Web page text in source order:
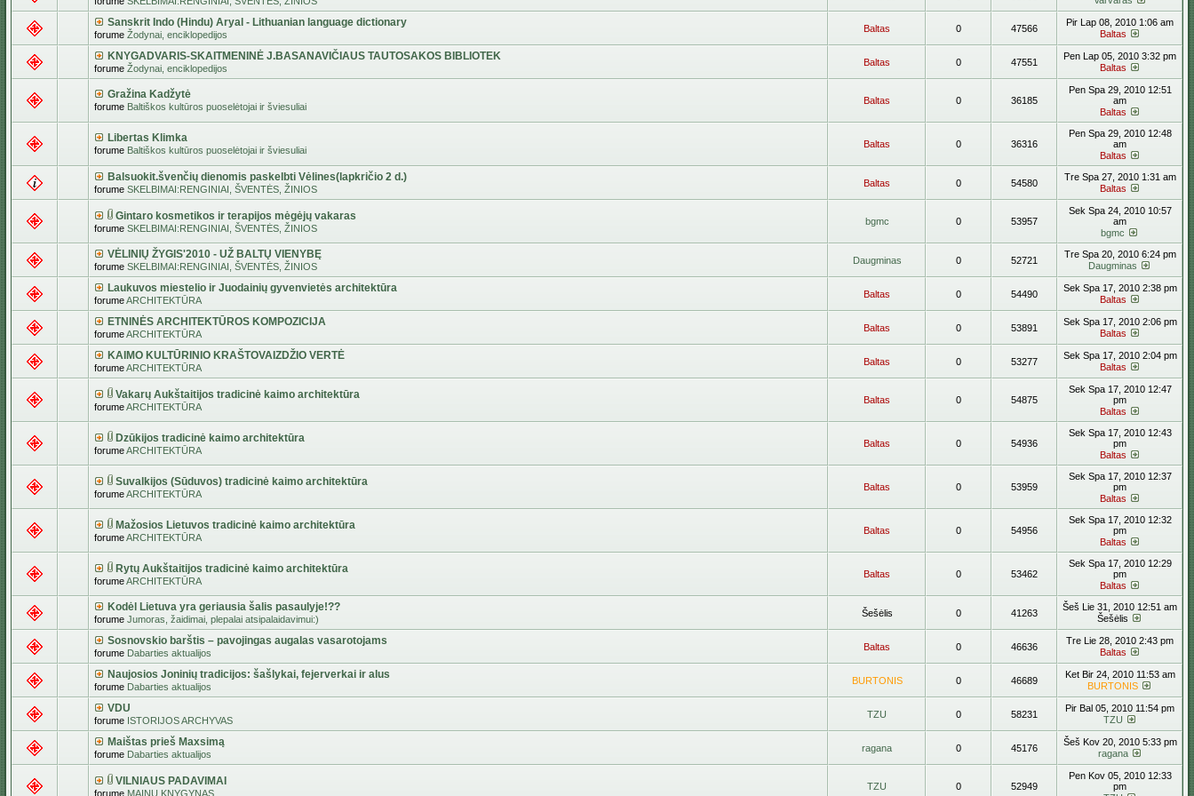
Sanskrit Indo (Hindu) Aryal - Lithuanian language dictionary
forume Žodynai, enciklopedijos
Baltas 0 47566
Pir Lap 08, 2010 1:06 am
Baltas
KNYGADVARIS-SKAITMENINĖ J.BASANAVIČIAUS TAUTOSAKOS BIBLIOTEK
forume Žodynai, enciklopedijos
Baltas 0 47551
Pen Lap 05, 2010 3:32 pm
Baltas
Gražina Kadžytė
forume Baltiškos kultūros puoselėtojai ir šviesuliai
Baltas 0 36185
Pen Spa 29, 2010 12:51
am
Baltas
Libertas Klimka
forume Baltiškos kultūros puoselėtojai ir šviesuliai
Baltas 0 36316
Pen Spa 29, 2010 12:48
am
Baltas
Balsuokit.švenčių dienomis paskelbti Vėlines(lapkričio 2 d.)
forume SKELBIMAI:RENGINIAI, ŠVENTĖS, ŽINIOS
Baltas 0 54580
Tre Spa 27, 2010 1:31 am
Baltas
Gintaro kosmetikos ir terapijos mėgėjų vakaras
forume SKELBIMAI:RENGINIAI, ŠVENTĖS, ŽINIOS
bgmc 0 53957
Sek Spa 24, 2010 10:57
am
bgmc
VĖLINIŲ ŽYGIS'2010 - UŽ BALTŲ VIENYBĘ
forume SKELBIMAI:RENGINIAI, ŠVENTĖS, ŽINIOS
Daugminas 0 52721
Tre Spa 20, 2010 6:24 pm
Daugminas
Laukuvos miestelio ir Juodainių gyvenvietės architektūra
forumeARCHITEKTŪRA
Baltas 0 54490
Sek Spa 17, 2010 2:38 pm
Baltas
ETNINĖS ARCHITEKTŪROS KOMPOZICIJA
forumeARCHITEKTŪRA
Baltas 0 53891
Sek Spa 17, 2010 2:06 pm
Baltas
KAIMO KULTŪRINIO KRAŠTOVAIZDŽIO VERTĖ
forumeARCHITEKTŪRA
Baltas 0 53277
Sek Spa 17, 2010 2:04 pm
Baltas
Vakarų Aukštaitijos tradicinė kaimo architektūra
forumeARCHITEKTŪRA
Baltas 0 54875
Sek Spa 17, 2010 12:47
pm
Baltas
Dzūkijos tradicinė kaimo architektūra
forumeARCHITEKTŪRA
Baltas 0 54936
Sek Spa 17, 2010 12:43
pm
Baltas
Suvalkijos (Sūduvos) tradicinė kaimo architektūra
forumeARCHITEKTŪRA
Baltas 0 53959
Sek Spa 17, 2010 12:37
pm
Baltas
Mažosios Lietuvos tradicinė kaimo architektūra
forumeARCHITEKTŪRA
Baltas 0 54956
Sek Spa 17, 2010 12:32
pm
Baltas
Rytų Aukštaitijos tradicinė kaimo architektūra
forumeARCHITEKTŪRA
Baltas 0 53462
Sek Spa 17, 2010 12:29
pm
Baltas
Kodėl Lietuva yra geriausia šalis pasaulyje!??
forume Jumoras, žaidimai, plepalai atsipalaidavimui:)
Šešėlis 0 41263
Šeš Lie 31, 2010 12:51 am
Šešėlis
Sosnovskio barštis – pavojingas augalas vasarotojams
forume Dabarties aktualijos
Baltas 0 46636
Tre Lie 28, 2010 2:43 pm
Baltas
Naujosios Joninių tradicijos: šašlykai, fejerverkai ir alus
forume Dabarties aktualijos
BURTONIS 0 46689
Ket Bir 24, 2010 11:53 am
BURTONIS
VDU
forume ISTORIJOS ARCHYVAS
TZU 0 58231
Pir Bal 05, 2010 11:54 pm
TZU
Maištas prieš Maxsimą
forume Dabarties aktualijos
ragana 0 45176
Šeš Kov 20, 2010 5:33 pm
ragana
VILNIAUS PADAVIMAI
forume MAINŲ KNYGYNAS
TZU 0 52949
Pen Kov 05, 2010 12:33
pm